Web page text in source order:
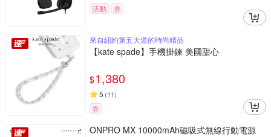
活動 券
來自紐約第五大道的時尚精品
【kate spade】手機掛鍊 美國甜心
$1,380
5 (11)
券
ONPRO MX 10000mAh磁吸式無線行動電源